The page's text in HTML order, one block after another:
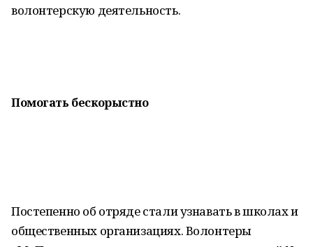
волонтерскую деятельность.
Помогать бескорыстно
Постепенно об отряде стали узнавать в школах и
общественных организациях. Волонтеры